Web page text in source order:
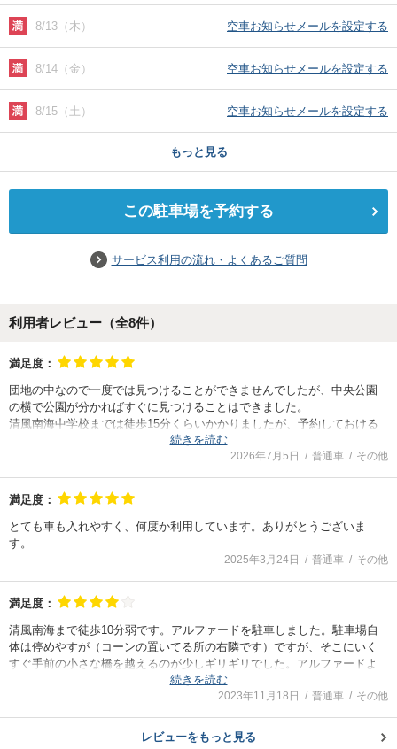
8/13（木） 空車お知らせメールを設定する
8/14（金） 空車お知らせメールを設定する
8/15（土） 空車お知らせメールを設定する
もっと見る
この駐車場を予約する
サービス利用の流れ・よくあるご質問
利用者レビュー（全8件）
満足度：
団地の中なので一度では見つけることができませんでしたが、中央公園
の横で公園が分かればすぐに見つけることはできました。
清風南海中学校までは徒歩15分くらいかかりましたが、予約しておける
道も分かりやすくまた利用したいと思います。
続きを読む
2026年7月5日 普通車 その他
満足度：
とても車も入れやすく、何度か利用しています。ありがとうございま
す。
2025年3月24日 普通車 その他
満足度：
清風南海まで徒歩10分弱です。アルファードを駐車しました。駐車場自
体は停めやすが（コーンの置いてる所の右隣です）ですが、そこにいく
すぐ手前の小さな橋を越えるのが少しギリギリでした。アルファードよ
り大型の車を使用されている方はご注意ください。
続きを読む
2023年11月18日 普通車 その他
レビューをもっと見る